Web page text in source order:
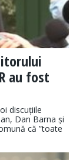
au fost
discuțiile
Dan Barna și
că ”toate